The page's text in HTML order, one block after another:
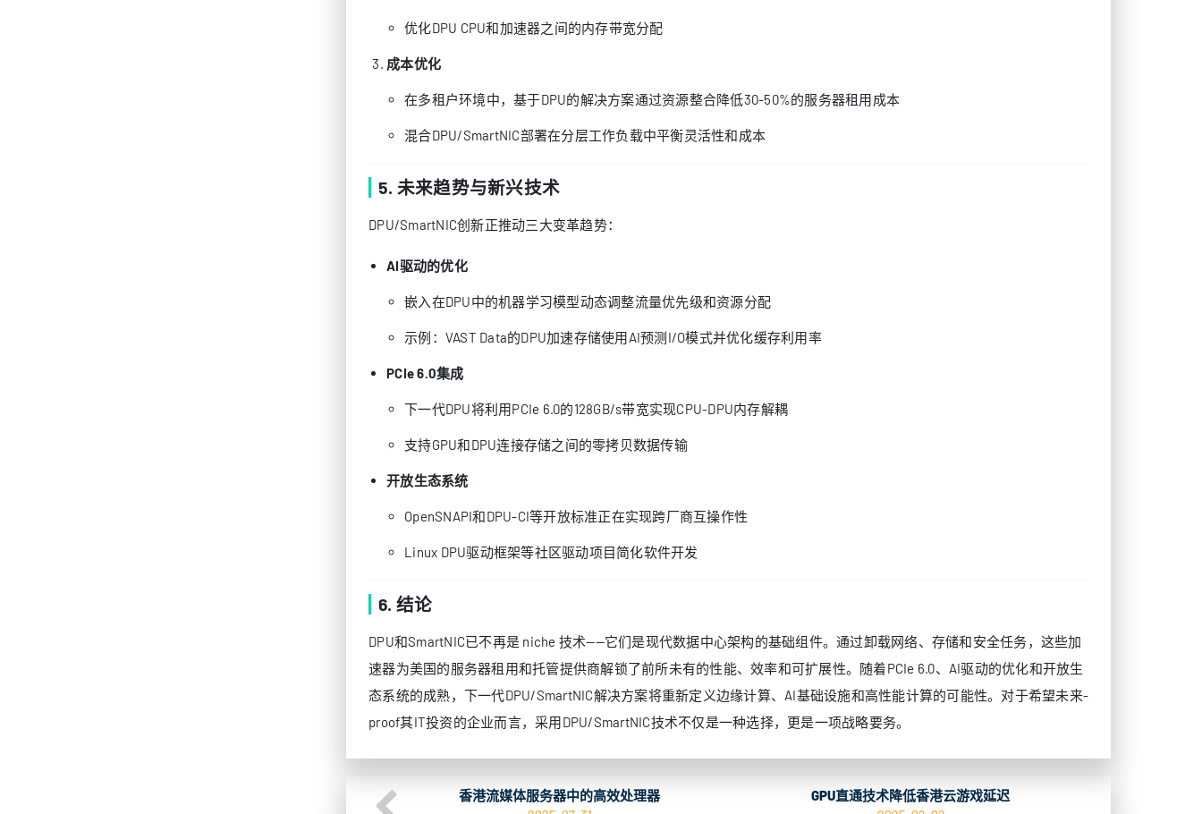
优化DPU CPU和加速器之间的内存带宽分配
成本优化
在多租户环境中，基于DPU的解决方案通过资源整合降低30-50%的服务器租用成本
混合DPU/SmartNIC部署在分层工作负载中平衡灵活性和成本
5. 未来趋势与新兴技术
DPU/SmartNIC创新正推动三大变革趋势：
AI驱动的优化
嵌入在DPU中的机器学习模型动态调整流量优先级和资源分配
示例：VAST Data的DPU加速存储使用AI预测I/O模式并优化缓存利用率
PCIe 6.0集成
下一代DPU将利用PCIe 6.0的128GB/s带宽实现CPU-DPU内存解耦
支持GPU和DPU连接存储之间的零拷贝数据传输
开放生态系统
OpenSNAPI和DPU-CI等开放标准正在实现跨厂商互操作性
Linux DPU驱动框架等社区驱动项目简化软件开发
6. 结论
DPU和SmartNIC已不再是 niche 技术——它们是现代数据中心架构的基础组件。通过卸载网络、存储和安全任务，这些加
速器为美国的服务器租用和托管提供商解锁了前所未有的性能、效率和可扩展性。随着PCIe 6.0、AI驱动的优化和开放生
态系统的成熟，下一代DPU/SmartNIC解决方案将重新定义边缘计算、AI基础设施和高性能计算的可能性。对于希望未来-
proof其IT投资的企业而言，采用DPU/SmartNIC技术不仅是一种选择，更是一项战略要务。
香港流媒体服务器中的高效处理器
GPU直通技术降低香港云游戏延迟